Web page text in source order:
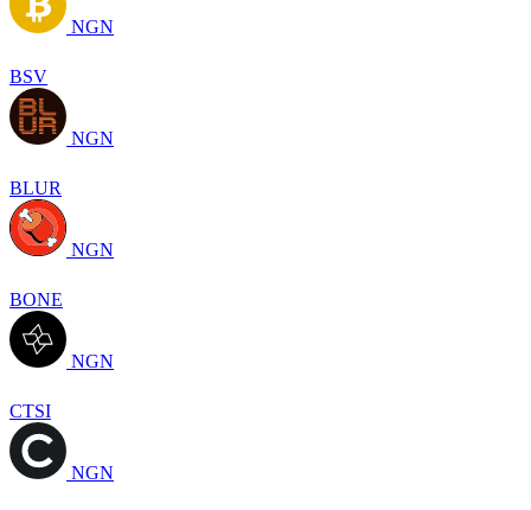
NGN
BSV
NGN
BLUR
NGN
BONE
NGN
CTSI
NGN